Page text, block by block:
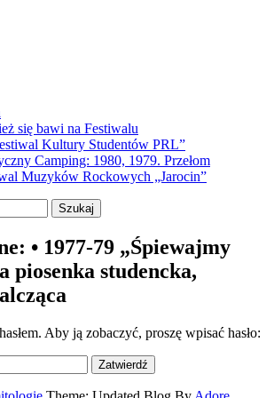
się bawi na Festiwalu
Kultury Studentów PRL”
Camping: 1980, 1979. Przełom
Muzyków Rockowych „Jarocin”
• 1977-79 „Śpiewajmy
piosenka studencka,
Aby ją zobaczyć, proszę wpisać hasło: